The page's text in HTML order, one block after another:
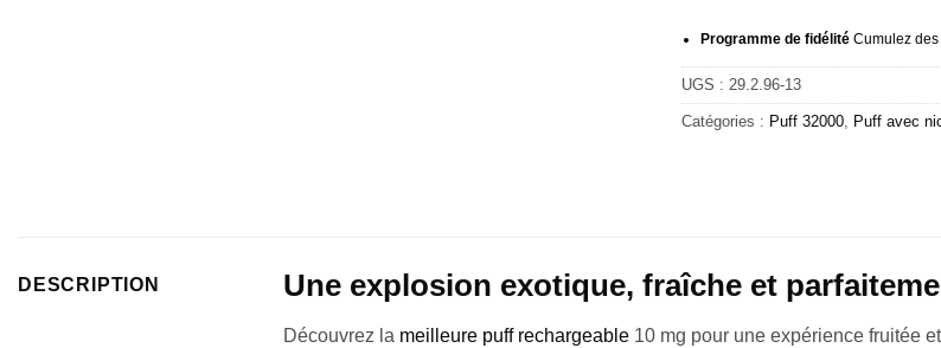
Programme de fidélitéCumulez des
UGS : 29.2.96-13
Catégories : Puff 32000 Puff avec
DESCRIPTION Une explosion exotique, fraîche et
Découvrez la meilleure puff rechargeable 10 mg pour une expérience fruitée